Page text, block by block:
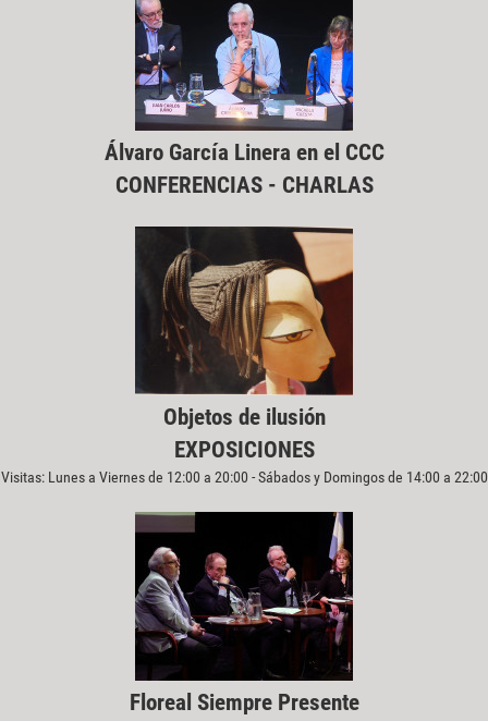
Álvaro García Linera en el CCC
CONFERENCIAS - CHARLAS
Objetos de ilusión
EXPOSICIONES
Visitas: Lunes a Viernes de 12:00 a 20:00 - Sábados y Domingos de 14:00 a 22:00
Floreal Siempre Presente